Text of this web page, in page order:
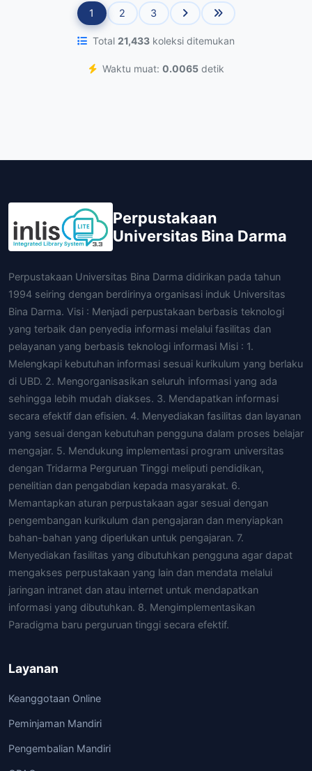
1 2 3
Total 21,433 koleksi ditemukan
Waktu muat: 0.0065detik
Perpustakaan
Universitas Bina Darma
Perpustakaan Universitas Bina Darma didirikan pada tahun
1994 seiring dengan berdirinya organisasi induk Universitas
Bina Darma. Visi : Menjadi perpustakaan berbasis teknologi
yang terbaik dan penyedia informasi melalui fasilitas dan
pelayanan yang berbasis teknologi informasi Misi : 1.
Melengkapi kebutuhan informasi sesuai kurikulum yang berlaku
di UBD. 2. Mengorganisasikan seluruh informasi yang ada
sehingga lebih mudah diakses. 3. Mendapatkan informasi
secara efektif dan efisien. 4. Menyediakan fasilitas dan layanan
yang sesuai dengan kebutuhan pengguna dalam proses belajar
mengajar. 5. Mendukung implementasi program universitas
dengan Tridarma Perguruan Tinggi meliputi pendidikan,
penelitian dan pengabdian kepada masyarakat. 6.
Memantapkan aturan perpustakaan agar sesuai dengan
pengembangan kurikulum dan pengajaran dan menyiapkan
bahan-bahan yang diperlukan untuk pengajaran. 7.
Menyediakan fasilitas yang dibutuhkan pengguna agar dapat
mengakses perpustakaan yang lain dan mendata melalui
jaringan intranet dan atau internet untuk mendapatkan
informasi yang dibutuhkan. 8. Mengimplementasikan
Paradigma baru perguruan tinggi secara efektif.
Layanan
Keanggotaan Online
Peminjaman Mandiri
Pengembalian Mandiri